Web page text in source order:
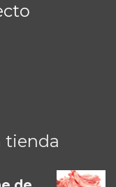
tienda